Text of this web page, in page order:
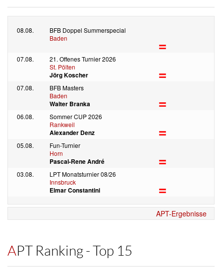
08.08.
BFB Doppel Summerspecial
Baden
07.08.
21. Offenes Turnier 2026
St. Pölten
Jörg Koscher
07.08.
BFB Masters
Baden
Walter Branka
06.08.
Sommer CUP 2026
Rankweil
Alexander Denz
05.08.
Fun-Turnier
Horn
Pascal-Rene André
03.08.
LPT Monatsturnier 08/26
Innsbruck
Elmar Constantini
APT-Ergebnisse
APT Ranking - Top 15